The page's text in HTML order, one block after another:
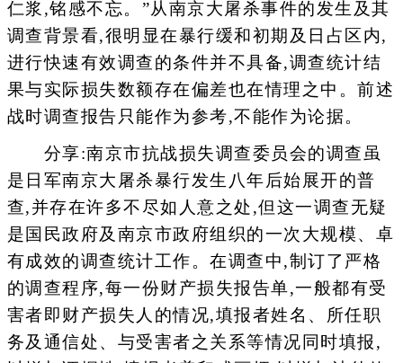
仁浆,铭感不忘。”从南京大屠杀事件的发生及其
调查背景看,很明显在暴行缓和初期及日占区内,
进行快速有效调查的条件并不具备,调查统计结
果与实际损失数额存在偏差也在情理之中。前述
战时调查报告只能作为参考,不能作为论据。
分享:南京市抗战损失调查委员会的调查虽
是日军南京大屠杀暴行发生八年后始展开的普
查,并存在许多不尽如人意之处,但这一调查无疑
是国民政府及南京市政府组织的一次大规模、卓
有成效的调查统计工作。在调查中,制订了严格
的调查程序,每一份财产损失报告单,一般都有受
害者即财产损失人的情况,填报者姓名、所任职
务及通信处、与受害者之关系等情况同时填报,